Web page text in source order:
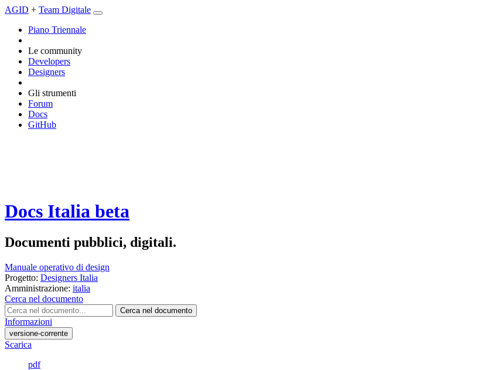
AGID + Team Digitale
Piano Triennale
Le community
Developers
Designers
Gli strumenti
Forum
Docs
GitHub
Docs Italia beta
Documenti pubblici, digitali.
Manuale operativo di design
Progetto: Designers Italia
Amministrazione: italia
Cerca nel documento
Cerca nel documento
Informazioni
versione-corrente
Scarica
pdf